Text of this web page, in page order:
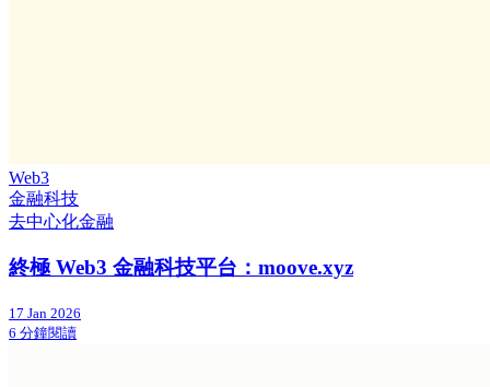
Web3
金融科技
去中心化金融
終極 Web3 金融科技平台：moove.xyz
17 Jan 2026
6 分鐘閱讀